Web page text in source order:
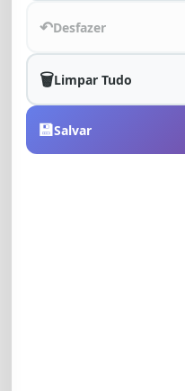
↶Desfazer
🗑️Limpar Tudo
💾Salvar